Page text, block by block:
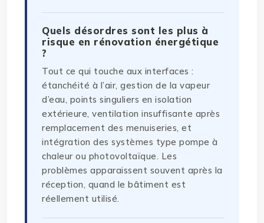
Quels désordres sont les plus à
risque en rénovation énergétique
?
Tout ce qui touche aux interfaces :
étanchéité à l’air, gestion de la vapeur
d’eau, points singuliers en isolation
extérieure, ventilation insuffisante après
remplacement des menuiseries, et
intégration des systèmes type pompe à
chaleur ou photovoltaïque. Les
problèmes apparaissent souvent après la
réception, quand le bâtiment est
réellement utilisé.